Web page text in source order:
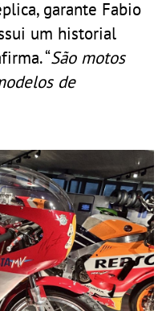
garante Fabio
um historial
“São motos
de